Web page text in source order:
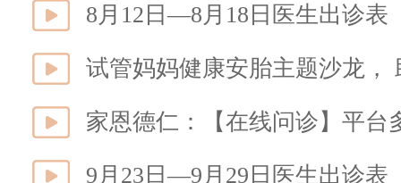
8月12日—8月18日医生出诊表
试管妈妈健康安胎主题沙龙，
家恩德仁：【在线问诊】平台
9月23日—9月29日医生出诊表